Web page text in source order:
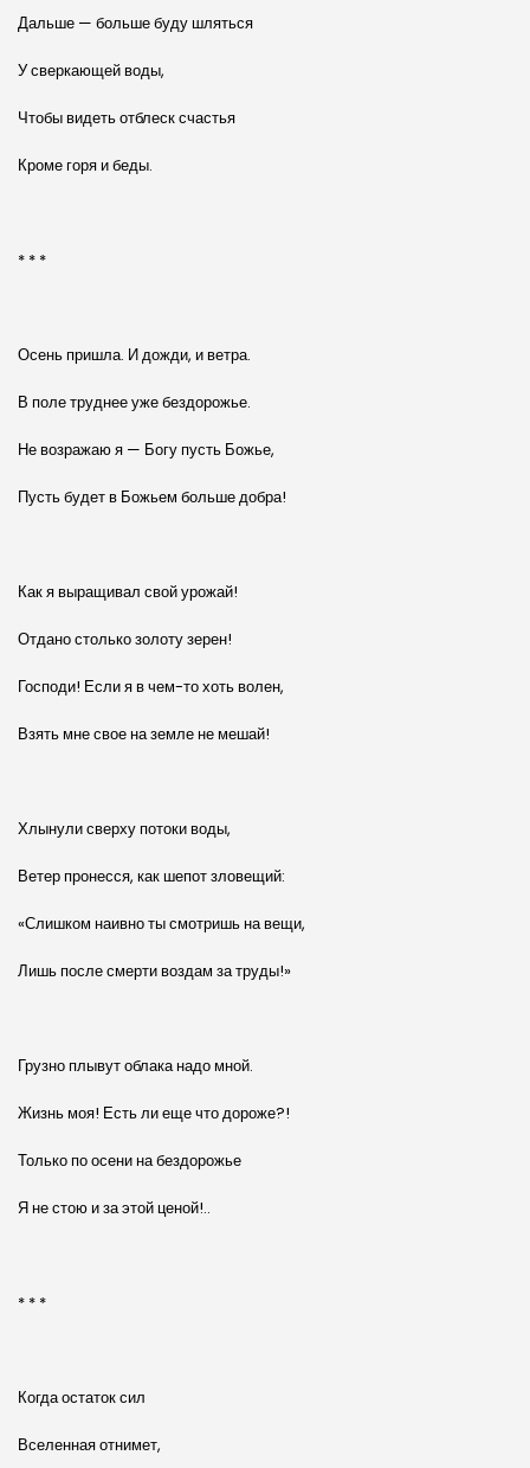
Дальше — больше буду шляться
У сверкающей воды,
Чтобы видеть отблеск счастья
Кроме горя и беды.
* * *
Осень пришла. И дожди, и ветра.
В поле труднее уже бездорожье.
Не возражаю я — Богу пусть Божье,
Пусть будет в Божьем больше добра!
Как я выращивал свой урожай!
Отдано столько золоту зерен!
Господи! Если я в чем-то хоть волен,
Взять мне свое на земле не мешай!
Хлынули сверху потоки воды,
Ветер пронесся, как шепот зловещий:
«Слишком наивно ты смотришь на вещи,
Лишь после смерти воздам за труды!»
Грузно плывут облака надо мной.
Жизнь моя! Есть ли еще что дороже?!
Только по осени на бездорожье
Я не стою и за этой ценой!..
* * *
Когда остаток сил
Вселенная отнимет,